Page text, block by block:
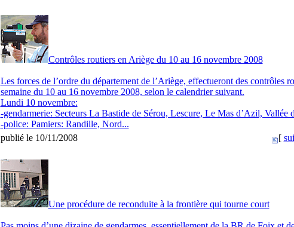
Contrôles routiers en Ariège du 10 au 16 novembre 2008
Les forces de l’ordre du département de l’Ariège, effectueront des contrôles
semaine du 10 au 16 novembre 2008, selon le calendrier suivant.
Lundi 10 novembre:
-gendarmerie: Secteurs La Bastide de Sérou, Lescure, Le Mas d’Azil, Vallée
-police: Pamiers: Randille, Nord...
publié le 10/11/2008
[
Une procédure de reconduite à la frontière qui tourne court